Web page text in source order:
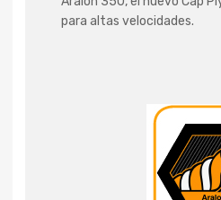
para altas velocidades.